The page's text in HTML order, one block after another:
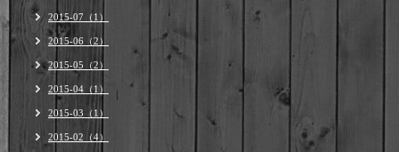
2015-07（1）
2015-06（2）
2015-05（2）
2015-04（1）
2015-03（1）
2015-02（4）